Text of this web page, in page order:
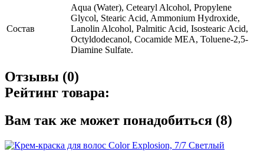
Состав
Aqua (Water), Cetearyl Alcohol, Propylene
Glycol, Stearic Acid, Ammonium Hydroxide,
Lanolin Alcohol, Palmitic Acid, Isostearic Acid,
Octyldodecanol, Cocamide MEA, Toluene-2,5-
Diamine Sulfate.
Отзывы (0)
Рейтинг товара:
Вам так же может понадобиться (8)